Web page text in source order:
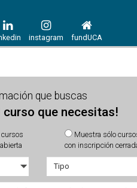
instagram fundUCA
que buscas
curso que necesitas!
Muestra sólo
con inscripción